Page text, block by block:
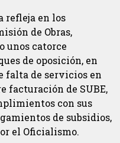
refleja en los
de Obras,
unos catorce
de oposición, en
falta de servicios en
facturación de SUBE,
con sus
de subsidios,
el Oficialismo.